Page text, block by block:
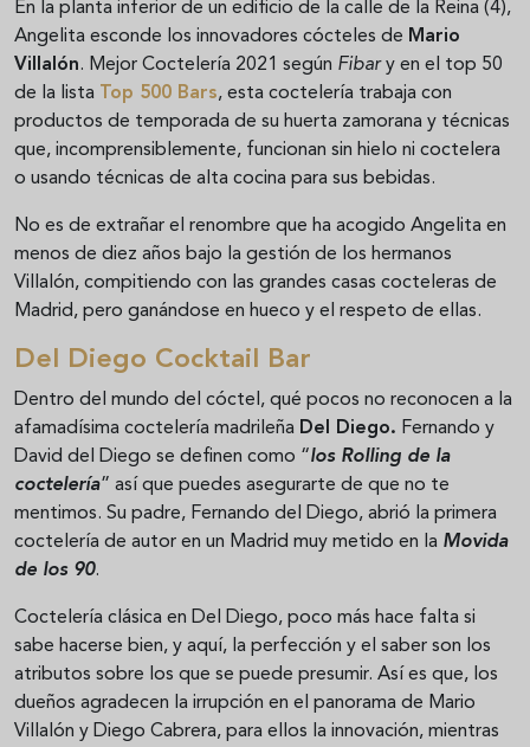
En la planta inferior de un edificio de la calle de la Reina (4),
Angelita esconde los innovadores cócteles de Mario
Villalón. Mejor Coctelería 2021 según Fibary en el top 50
de la lista
Top 500 Bars, esta coctelería trabaja con
productos de temporada de su huerta zamorana y técnicas
que, incomprensiblemente, funcionan sin hielo ni coctelera
o usando técnicas de alta cocina para sus bebidas.
No es de extrañar el renombre que ha acogido Angelita en
menos de diez años bajo la gestión de los hermanos
Villalón, compitiendo con las grandes casas cocteleras de
Madrid, pero ganándose en hueco y el respeto de ellas.
Del Diego Cocktail Bar
Dentro del mundo del cóctel, qué pocos no reconocen a la
afamadísima coctelería madrileña Del Diego. Fernando y
David del Diego se definen como “los Rolling de la
coctelería” así que puedes asegurarte de que no te
mentimos. Su padre, Fernando del Diego, abrió la primera
coctelería de autor en un Madrid muy metido en la Movida
de los 90.
Coctelería clásica en Del Diego, poco más hace falta si
sabe hacerse bien, y aquí, la perfección y el saber son los
atributos sobre los que se puede presumir. Así es que, los
dueños agradecen la irrupción en el panorama de Mario
Villalón y Diego Cabrera, para ellos la innovación, mientras